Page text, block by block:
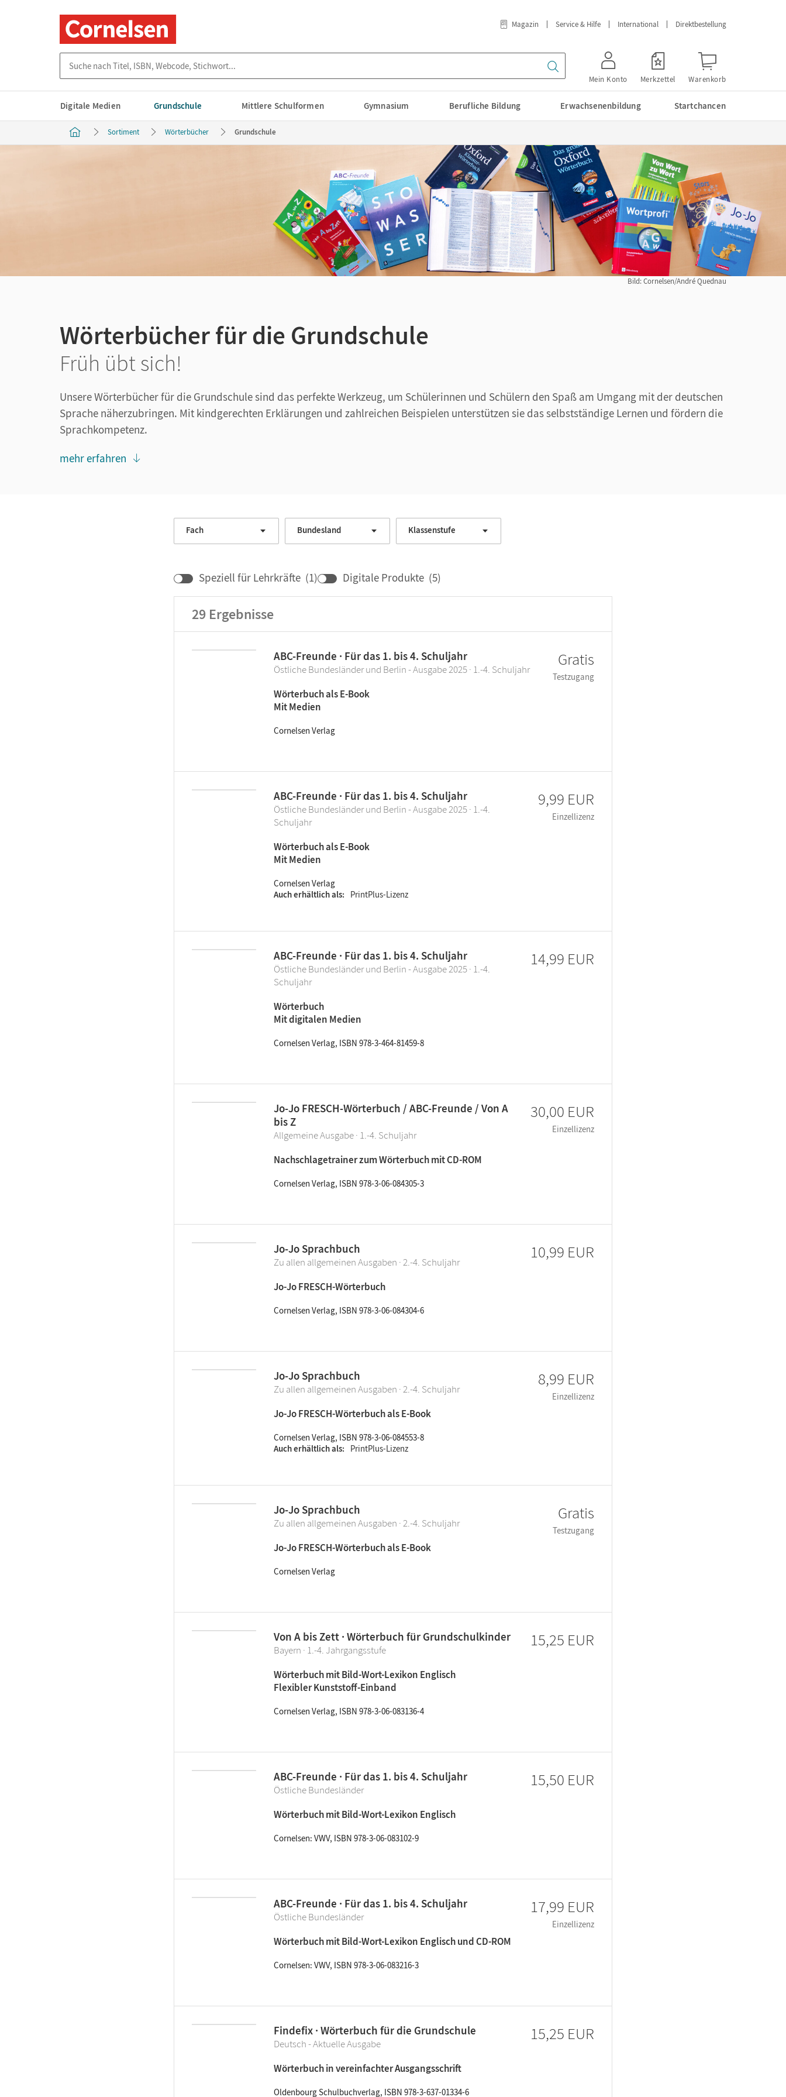
Magazin Service & Hilfe International Direktbestellung
Mein Konto Merkzettel Warenkorb
Digitale Medien Grundschule Mittlere Schulformen Gymnasium Berufliche Bildung Erwachsenenbildung Startchancen
Sortiment Wörterbücher Grundschule
Bild: Cornelsen/André Quednau
Wörterbücher für die Grundschule
Früh übt sich!
Unsere Wörterbücher für die Grundschule sind das perfekte Werkzeug, um Schülerinnen und Schülern den Spaß am Umgang mit der deutschen
Sprache näherzubringen. Mit kindgerechten Erklärungen und zahlreichen Beispielen unterstützen sie das selbstständige Lernen und fördern die
Sprachkompetenz.
mehr erfahren
Fach Bundesland Klassenstufe
Speziell für Lehrkräfte (1) Digitale Produkte (5)
29 Ergebnisse
ABC-Freunde · Für das 1. bis 4. Schuljahr
Östliche Bundesländer und Berlin - Ausgabe 2025 · 1.-4. Schuljahr
Wörterbuch als E-Book
Mit Medien
Cornelsen Verlag
Gratis
Testzugang
ABC-Freunde · Für das 1. bis 4. Schuljahr
Östliche Bundesländer und Berlin - Ausgabe 2025 · 1.-4.
Schuljahr
Wörterbuch als E-Book
Mit Medien
Cornelsen Verlag
Auch erhältlich als
PrintPlus-Lizenz
9,99 EUR
Einzellizenz
ABC-Freunde · Für das 1. bis 4. Schuljahr
Östliche Bundesländer und Berlin - Ausgabe 2025 · 1.-4.
Schuljahr
Wörterbuch
Mit digitalen Medien
Cornelsen Verlag, ISBN 978-3-464-81459-8
14,99 EUR
Jo-Jo FRESCH-Wörterbuch / ABC-Freunde / Von A
bis Z
Allgemeine Ausgabe · 1.-4. Schuljahr
Nachschlagetrainer zum Wörterbuch mit CD-ROM
Cornelsen Verlag, ISBN 978-3-06-084305-3
30,00 EUR
Einzellizenz
Jo-Jo Sprachbuch
Zu allen allgemeinen Ausgaben · 2.-4. Schuljahr
Jo-Jo FRESCH-Wörterbuch
Cornelsen Verlag, ISBN 978-3-06-084304-6
10,99 EUR
Jo-Jo Sprachbuch
Zu allen allgemeinen Ausgaben · 2.-4. Schuljahr
Jo-Jo FRESCH-Wörterbuch als E-Book
Cornelsen Verlag, ISBN 978-3-06-084553-8
Auch erhältlich als
PrintPlus-Lizenz
8,99 EUR
Einzellizenz
Jo-Jo Sprachbuch
Zu allen allgemeinen Ausgaben · 2.-4. Schuljahr
Jo-Jo FRESCH-Wörterbuch als E-Book
Cornelsen Verlag
Gratis
Testzugang
Von A bis Zett · Wörterbuch für Grundschulkinder
Bayern · 1.-4. Jahrgangsstufe
Wörterbuch mit Bild-Wort-Lexikon Englisch
Flexibler Kunststoff-Einband
Cornelsen Verlag, ISBN 978-3-06-083136-4
15,25 EUR
ABC-Freunde · Für das 1. bis 4. Schuljahr
Östliche Bundesländer
Wörterbuch mit Bild-Wort-Lexikon Englisch
Cornelsen: VWV, ISBN 978-3-06-083102-9
15,50 EUR
ABC-Freunde · Für das 1. bis 4. Schuljahr
Östliche Bundesländer
Wörterbuch mit Bild-Wort-Lexikon Englisch und CD-ROM
Cornelsen: VWV, ISBN 978-3-06-083216-3
17,99 EUR
Einzellizenz
Findefix · Wörterbuch für die Grundschule
Deutsch - Aktuelle Ausgabe
Wörterbuch in vereinfachter Ausgangsschrift
Oldenbourg Schulbuchverlag, ISBN 978-3-637-01334-6
15,25 EUR